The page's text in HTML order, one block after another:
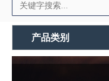
产品类别